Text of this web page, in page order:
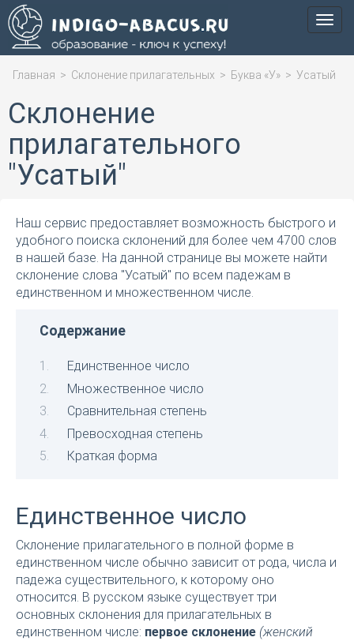
Меню
Главная > Склонение прилагательных > Буква «У» > Усатый
Склонение
прилагательного
"Усатый"
Наш сервис предоставляет возможность быстрого и
удобного поиска склонений для более чем 4700 слов
в нашей базе. На данной странице вы можете найти
склонение слова "Усатый" по всем падежам в
единственном и множественном числе.
Содержание
Единственное число
Множественное число
Сравнительная степень
Превосходная степень
Краткая форма
Единственное число
Склонение прилагательного в полной форме в
единственном числе обычно зависит от рода, числа и
падежа существительного, к которому оно
относится. В русском языке существует три
основных склонения для прилагательных в
единственном числе: первое склонение (женский